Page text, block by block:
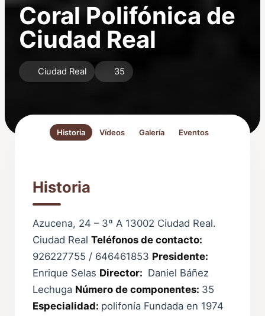
Coral Polifónica de
Ciudad Real
Ciudad Real 35
Historia Vídeos Galería Eventos
Historia
Azucena, 24 – 3º A 13002 Ciudad Real.
Ciudad RealTeléfonos de contacto:
926227755 / 646461853 Presidente:
Enrique Selas Director: Daniel Báñez
Lechuga Número de componentes: 35
Especialidad: polifonía Fundada en 1974